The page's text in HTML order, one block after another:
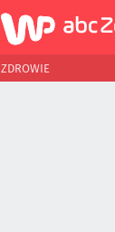
ZDROWIE